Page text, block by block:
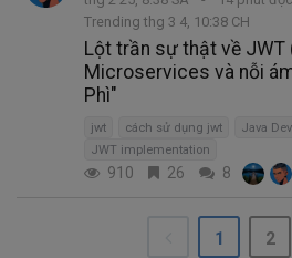
Trending thg 3 4, 10:38 CH
Lột trần sự thật về JWT
Microservices và nỗi
Phì"
jwt cách sử dụng jwt
Java
JWT implementation
910 26 8
1 2